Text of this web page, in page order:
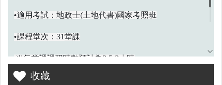
•適用考試：地政士(土地代書)國家考照班
•課程堂次：31堂課
※每堂課課程時數預計為2.5-3小時
※實際堂數及課程時數最終依老師授課狀況與考情調
收藏